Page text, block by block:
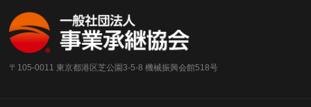
〒105-0011 東京都港区芝公園3-5-8 機械振興会館518号